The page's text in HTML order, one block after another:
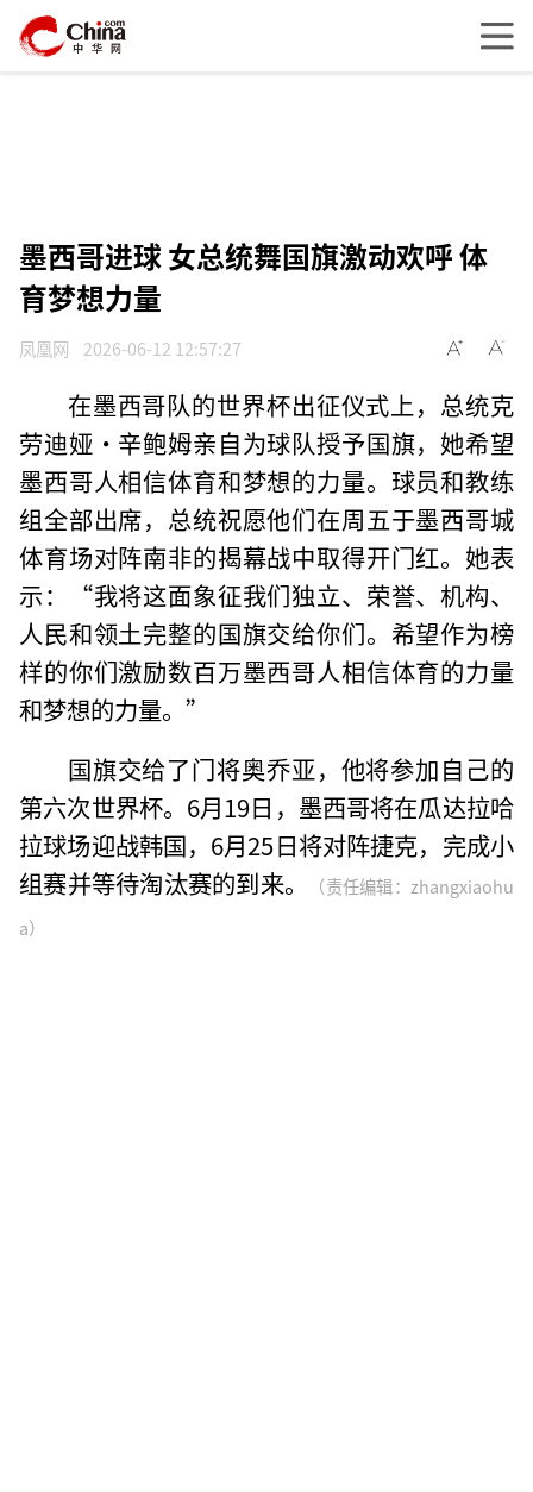
墨西哥进球 女总统舞国旗激动欢呼 体
育梦想力量
凤凰网 2026-06-12 12:57:27
在墨西哥队的世界杯出征仪式上，总统克
劳迪娅·辛鲍姆亲自为球队授予国旗，她希望
墨西哥人相信体育和梦想的力量。球员和教练
组全部出席，总统祝愿他们在周五于墨西哥城
体育场对阵南非的揭幕战中取得开门红。她表
示：“我将这面象征我们独立、荣誉、机构、
人民和领土完整的国旗交给你们。希望作为榜
样的你们激励数百万墨西哥人相信体育的力量
和梦想的力量。”
国旗交给了门将奥乔亚，他将参加自己的
第六次世界杯。6月19日，墨西哥将在瓜达拉哈
拉球场迎战韩国，6月25日将对阵捷克，完成小
组赛并等待淘汰赛的到来。
（责任编辑：zhangxiaohu
a）